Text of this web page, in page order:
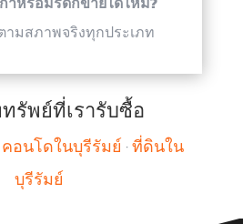
ามสภาพจริงทุกประเภท
รัพย์ที่เรารับซื้อ
คอนโดในบุรีรัมย์·ที่ดินใน
บุรีรัมย์